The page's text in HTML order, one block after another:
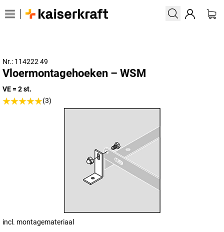
Nr.: 114222 49
Vloermontagehoeken – WSM
VE = 2 st.
(3)
incl. montagemateriaal